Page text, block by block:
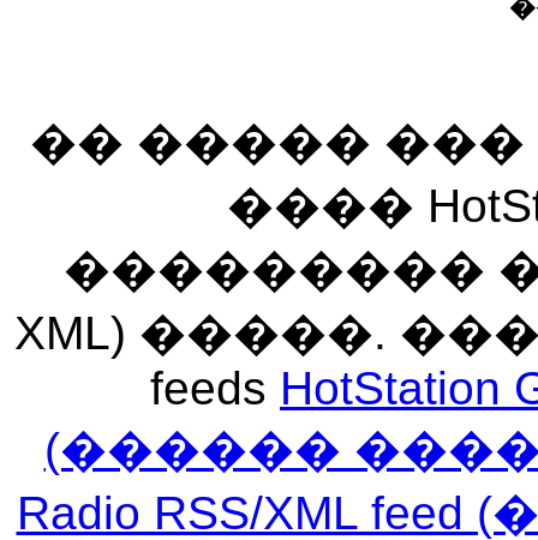
�� �����
����
��������� ���
XML) �����.
feeds HotStation
(������
Radio RSS/XML